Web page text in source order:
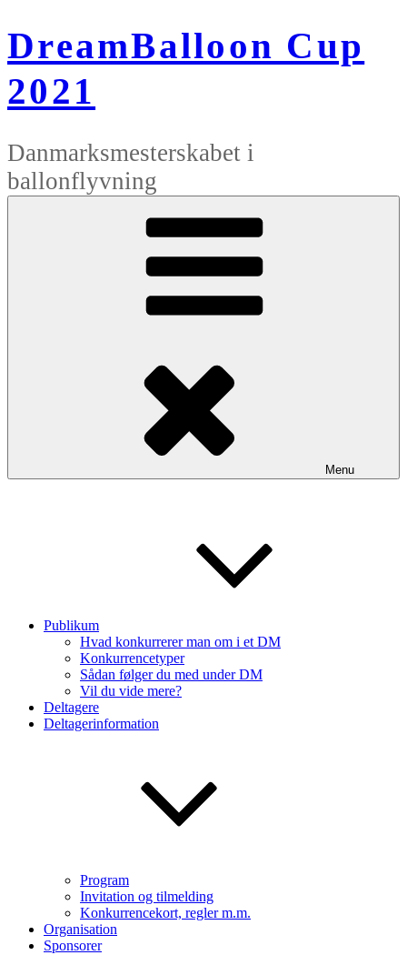
til
indhold
DreamBalloon Cup
2021
Danmarksmesterskabet i
ballonflyvning
Menu
Publikum
Hvad konkurrerer man om i et DM
Konkurrencetyper
Sådan følger du med under DM
Vil du vide mere?
Deltagere
Deltagerinformation
Program
Invitation og tilmelding
Konkurrencekort, regler m.m.
Organisation
Sponsorer